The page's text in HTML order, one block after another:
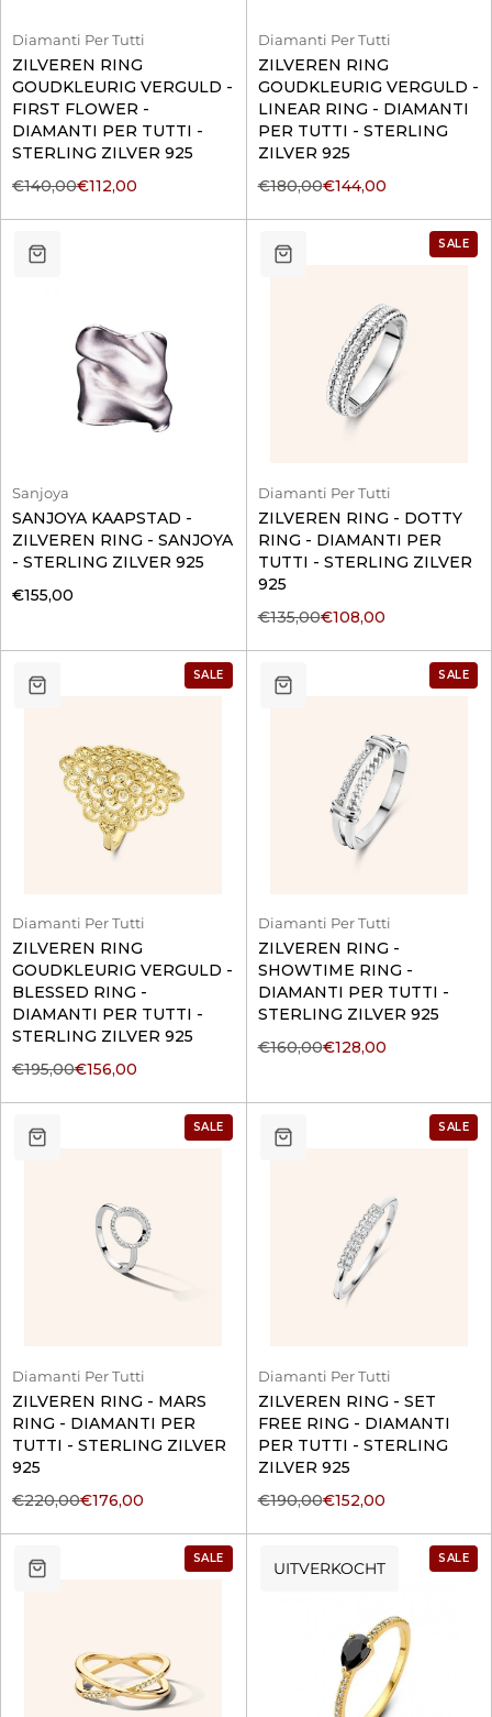
Diamanti Per Tutti
ZILVEREN RING
GOUDKLEURIG VERGULD -
FIRST FLOWER -
DIAMANTI PER TUTTI -
STERLING ZILVER 925
€112,00
€140,00
Diamanti Per Tutti
ZILVEREN RING
GOUDKLEURIG VERGULD -
LINEAR RING - DIAMANTI
PER TUTTI - STERLING
ZILVER 925
€144,00
€180,00
Sanjoya
SANJOYA KAAPSTAD -
ZILVEREN RING - SANJOYA
- STERLING ZILVER 925
€155,00
SALE
Diamanti Per Tutti
ZILVEREN RING - DOTTY
RING - DIAMANTI PER
TUTTI - STERLING ZILVER
925
€108,00
€135,00
SALE
Diamanti Per Tutti
ZILVEREN RING
GOUDKLEURIG VERGULD -
BLESSED RING -
DIAMANTI PER TUTTI -
STERLING ZILVER 925
€156,00
€195,00
SALE
Diamanti Per Tutti
ZILVEREN RING -
SHOWTIME RING -
DIAMANTI PER TUTTI -
STERLING ZILVER 925
€128,00
€160,00
SALE
Diamanti Per Tutti
ZILVEREN RING - MARS
RING - DIAMANTI PER
TUTTI - STERLING ZILVER
925
€176,00
€220,00
SALE
Diamanti Per Tutti
ZILVEREN RING - SET
FREE RING - DIAMANTI
PER TUTTI - STERLING
ZILVER 925
€152,00
€190,00
SALE SALE
UITVERKOCHT